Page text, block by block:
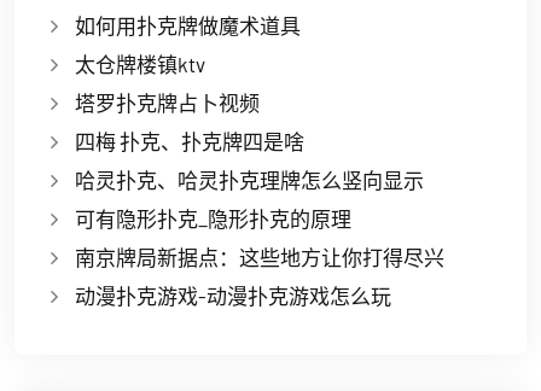
如何用扑克牌做魔术道具
太仓牌楼镇ktv
塔罗扑克牌占卜视频
四梅 扑克、扑克牌四是啥
哈灵扑克、哈灵扑克理牌怎么竖向显示
可有隐形扑克_隐形扑克的原理
南京牌局新据点：这些地方让你打得尽兴
动漫扑克游戏-动漫扑克游戏怎么玩